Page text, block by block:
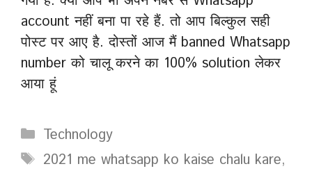
account नहीं बना पा रहे हैं. तो आप बिल्कुल सही
पोस्ट पर आए है. दोस्तों आज मैं banned Whatsapp
number को चालू करने का 100% solution लेकर
आया हूं
Categories
Technology
Tags
2021 me whatsapp ko kaise chalu kare,